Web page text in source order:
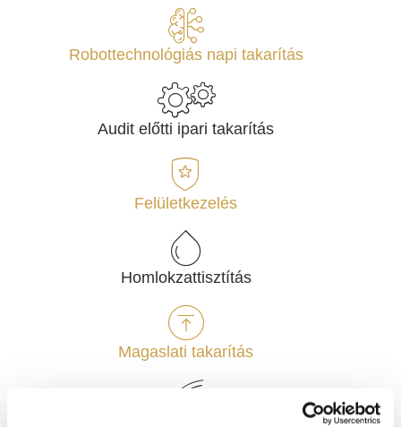
Robottechnológiás napi takarítás
Audit előtti ipari takarítás
Felületkezelés
Homlokzattisztítás
Magaslati takarítás